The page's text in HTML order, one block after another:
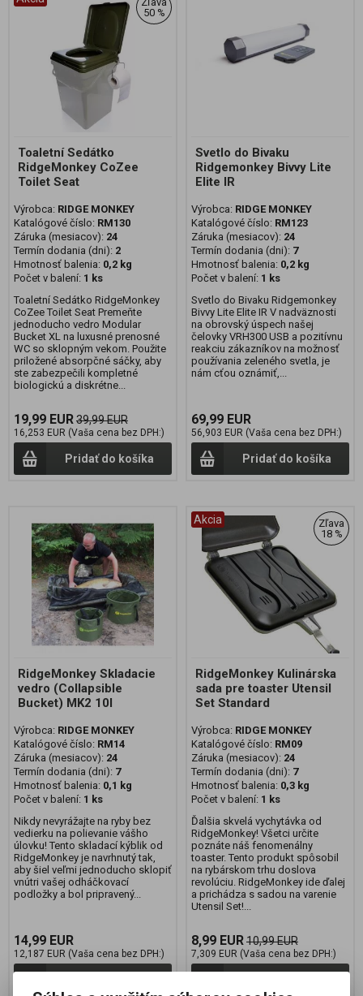
50 %
Toaletní Sedátko
RidgeMonkey CoZee
Toilet Seat
Výrobca: RIDGE MONKEY
Katalógové číslo: RM130
Záruka (mesiacov): 24
Termín dodania (dni): 2
Hmotnosť balenia: 0,2 kg
Počet v balení: 1 ks
Toaletní Sedátko RidgeMonkey
CoZee Toilet Seat Premeňte
jednoducho vedro Modular
Bucket XL na luxusné prenosné
WC so sklopným vekom. Použite
priložené absorpčné sáčky, aby
ste zabezpečili kompletné
biologickú a diskrétne...
19,99 EUR39,99 EUR
16,253 EUR (Vaša cena bez DPH:)
Pridať do košíka
Svetlo do Bivaku
Ridgemonkey Bivvy Lite
Elite IR
Výrobca: RIDGE MONKEY
Katalógové číslo: RM123
Záruka (mesiacov): 24
Termín dodania (dni): 7
Hmotnosť balenia: 0,2 kg
Počet v balení: 1 ks
Svetlo do Bivaku Ridgemonkey
Bivvy Lite Elite IR V nadväznosti
na obrovský úspech našej
čelovky VRH300 USB a pozitívnu
reakciu zákazníkov na možnosť
používania zeleného svetla, je
nám cťou oznámiť,...
69,99 EUR
56,903 EUR (Vaša cena bez DPH:)
Pridať do košíka
RidgeMonkey Skladacie
vedro (Collapsible
Bucket) MK2 10l
Výrobca: RIDGE MONKEY
Katalógové číslo: RM14
Záruka (mesiacov): 24
Termín dodania (dni): 7
Hmotnosť balenia: 0,1 kg
Počet v balení: 1 ks
Nikdy nevyrážajte na ryby bez
vedierku na polievanie vášho
úlovku! Tento skladací kýblik od
RidgeMonkey je navrhnutý tak,
aby šiel veľmi jednoducho sklopiť
vnútri vašej odháčkovací
podložky a bol pripravený...
14,99 EUR
12,187 EUR (Vaša cena bez DPH:)
Akcia
Zľava
18 %
RidgeMonkey Kulinárska
sada pre toaster Utensil
Set Standard
Výrobca: RIDGE MONKEY
Katalógové číslo: RM09
Záruka (mesiacov): 24
Termín dodania (dni): 7
Hmotnosť balenia: 0,3 kg
Počet v balení: 1 ks
Ďalšia skvelá vychytávka od
RidgeMonkey! Všetci určite
poznáte náš fenomenálny
toaster. Tento produkt spôsobil
na rybárskom trhu doslova
revolúciu. RidgeMonkey ide ďalej
a prichádza s sadou na varenie
Utensil Set!...
8,99 EUR10,99 EUR
7,309 EUR (Vaša cena bez DPH:)